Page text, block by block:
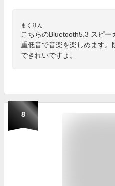
まくりん
こちらのBluetooth5.3 スピー
重低音で音楽を楽しめます。
できれいですよ。
8